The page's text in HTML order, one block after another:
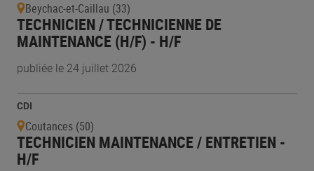
Beychac-et-Caillau (33)
TECHNICIEN / TECHNICIENNE DE
MAINTENANCE (H/F) - H/F
publiée le 24 juillet 2026
CDI
Coutances (50)
TECHNICIEN MAINTENANCE / ENTRETIEN -
H/F